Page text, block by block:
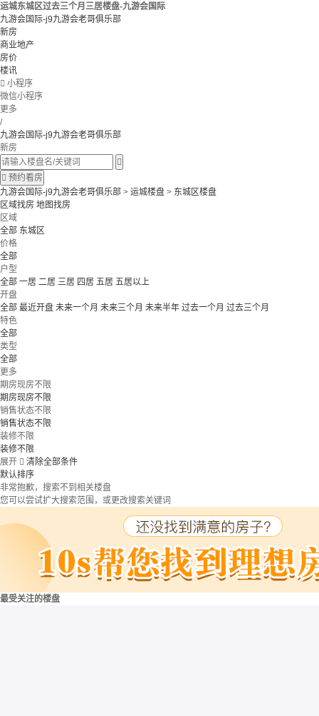
运城东城区过去三个月三居楼盘-九游会国际
九游会国际-j9九游会老哥俱乐部
新房
商业地产
房价
楼讯
 小程序
微信小程序
更多
/
九游会国际-j9九游会老哥俱乐部
新房

 预约看房
九游会国际-j9九游会老哥俱乐部 > 运城楼盘 > 东城区楼盘
区域找房 地图找房
区域
全部 东城区
价格
全部
户型
全部 一居 二居 三居 四居 五居 五居以上
开盘
全部 最近开盘 未来一个月 未来三个月 未来半年 过去一个月 过去三个月
特色
全部
类型
全部
更多
期房现房不限
期房现房不限
销售状态不限
销售状态不限
装修不限
装修不限
展开  清除全部条件
默认排序
非常抱歉，搜索不到相关楼盘
您可以尝试扩大搜索范围，或更改搜索关键词
最受关注的楼盘